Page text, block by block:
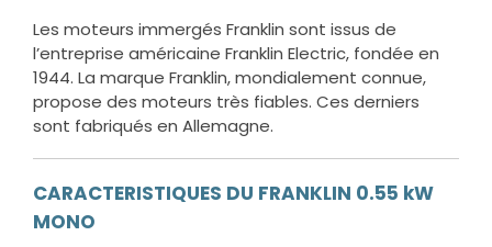
Les moteurs immergés Franklin sont issus de
l’entreprise américaine Franklin Electric, fondée en
1944. La marque Franklin, mondialement connue,
propose des moteurs très fiables. Ces derniers
sont fabriqués en Allemagne.
CARACTERISTIQUES DU FRANKLIN 0.55 kW
MONO